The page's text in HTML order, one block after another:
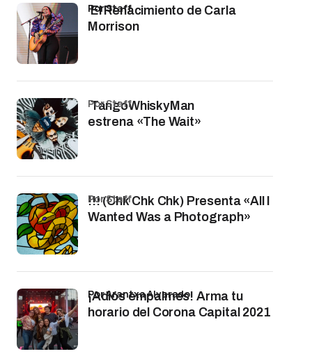
El Renacimiento de Carla
Morrison
por Staff
TangoWhiskyMan
estrena «The Wait»
por Staff
!!! (Chk Chk Chk) Presenta «All I
Wanted Was a Photograph»
por Staff
¡Adiós empalmes! Arma tu
horario del Corona Capital 2021
por Arantxa Alvarado